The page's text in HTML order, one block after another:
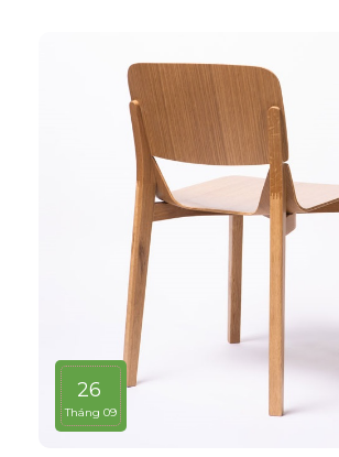
26
Tháng 09